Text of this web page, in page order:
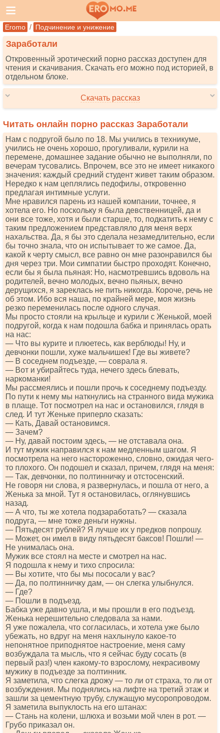
Eromo / Подчинение и унижение
Заработали
Откровенный эротический порно рассказ доступен для
чтения и скачивания. Скачать его можно под историей, в
отдельном блоке.
Скачать рассказ
Читать онлайн порно рассказ Заработали
Нам с подругой было по 18. Мы учились в техникуме,
учились не очень хорошо, прогуливали, курили на
перемене, домашнее задание обычно не выполняли, по
вечерам тусовались. Впрочем, все это не имеет никакого
значения: каждый средний студент живет таким образом.
Нередко к нам цеплялись педофилы, откровенно
предлагая интимные услуги.
Мне нравился парень из нашей компании, точнее, я
хотела его. Но поскольку я была девственницей, да и
они все тоже, хотя и были старше, то, подкатить к нему с
таким предложением представляло для меня верх
нахальства. Да, я бы это сделала незамедлительно, если
бы точно знала, что он испытывает то же самое. Да,
какой к черту смысл, все равно он мне разонравился бы
дня через три. Мои симпатии быстро проходят. Конечно,
если бы я была пьяная: Но, насмотревшись вдоволь на
родителей, вечно молодых, вечно пьяных, вечно
дерущихся, я зареклась не пить никогда. Короче, речь не
об этом. Ибо вся наша, по крайней мере, моя жизнь
резко переменилась после одного случая.
Мы просто стояли на крыльце и курили с Женькой, моей
подругой, когда к нам подошла бабка и принялась орать
на нас:
— Что вы курите и плюетесь, как верблюды! Ну, и
девчонки пошли, хуже мальчишек! Где вы живете?
— В соседнем подъезде, — соврала я.
— Вот и убирайтесь туда, нечего здесь блевать,
наркоманки!
Мы рассмеялись и пошли прочь к соседнему подъезду.
По пути к нему мы наткнулись на странного вида мужика
в плаще. Тот посмотрел на нас и остановился, глядя в
след. И тут Женьке приперло сказать:
— Кать, Давай остановимся.
— Зачем?
— Ну, давай постоим здесь, — не отставала она.
И тут мужик направился к нам медленным шагом. Я
посмотрела на него настороженно, словно, ожидая чего-
то плохого. Он подошел и сказал, причем, глядя на меня:
— Так, девчонки, по полтинничку и отстосенский.
Не говоря ни слова, я развернулась, и пошла от него, а
Женька за мной. Тут я остановилась, оглянувшись
назад.
— А что, ты же хотела подзаработать? — сказала
подруга, — мне тоже деньги нужны.
— Пятьдесят рублей? Я лучше их у предков попрошу.
— Может, он имел в виду пятьдесят баксов! Пошли! —
Не унималась она.
Мужик все стоял на месте и смотрел на нас.
Я подошла к нему и тихо спросила:
— Вы хотите, что бы мы пососали у вас?
— Да, по полтинничку дам, — он слегка улыбнулся.
— Где?
— Пошли в подъезд.
Бабка уже давно ушла, и мы прошли в его подъезд.
Женька нерешительно следовала за нами.
Я уже пожалела, что согласилась, и хотела уже было
убежать, но вдруг на меня нахлынуло какое-то
непонятное приподнятое настроение, меня саму
возбуждала та мысль, что я сейчас буду сосать (в
первый раз!) член какому-то взрослому, некрасивому
мужику в подъезде за полтинник.
Я заметила, что слегка дрожу — то ли от страха, то ли от
возбуждения. Мы поднялись на лифте на третий этаж и
зашли за цементную трубу, служащую мусоропроводом.
Я заметила выпуклость на его штанах:
— Стань на колени, шлюха и возьми мой член в рот. —
Грубо приказал он.